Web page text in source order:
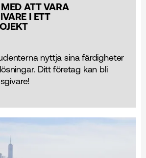
ATT VARA
I ETT
nyttja sina färdigheter
Ditt företag kan bli